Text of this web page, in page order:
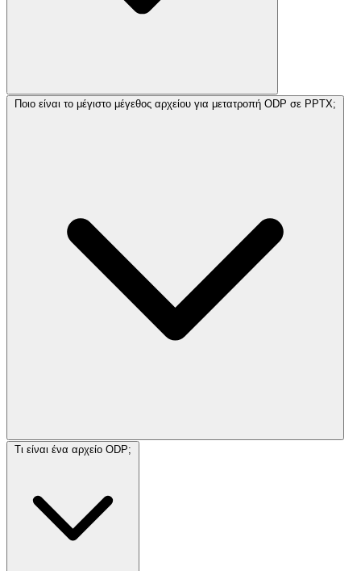
Ποιο είναι το μέγιστο μέγεθος αρχείου για μετατροπή ODP σε PPTX;
Τι είναι ένα αρχείο ODP;